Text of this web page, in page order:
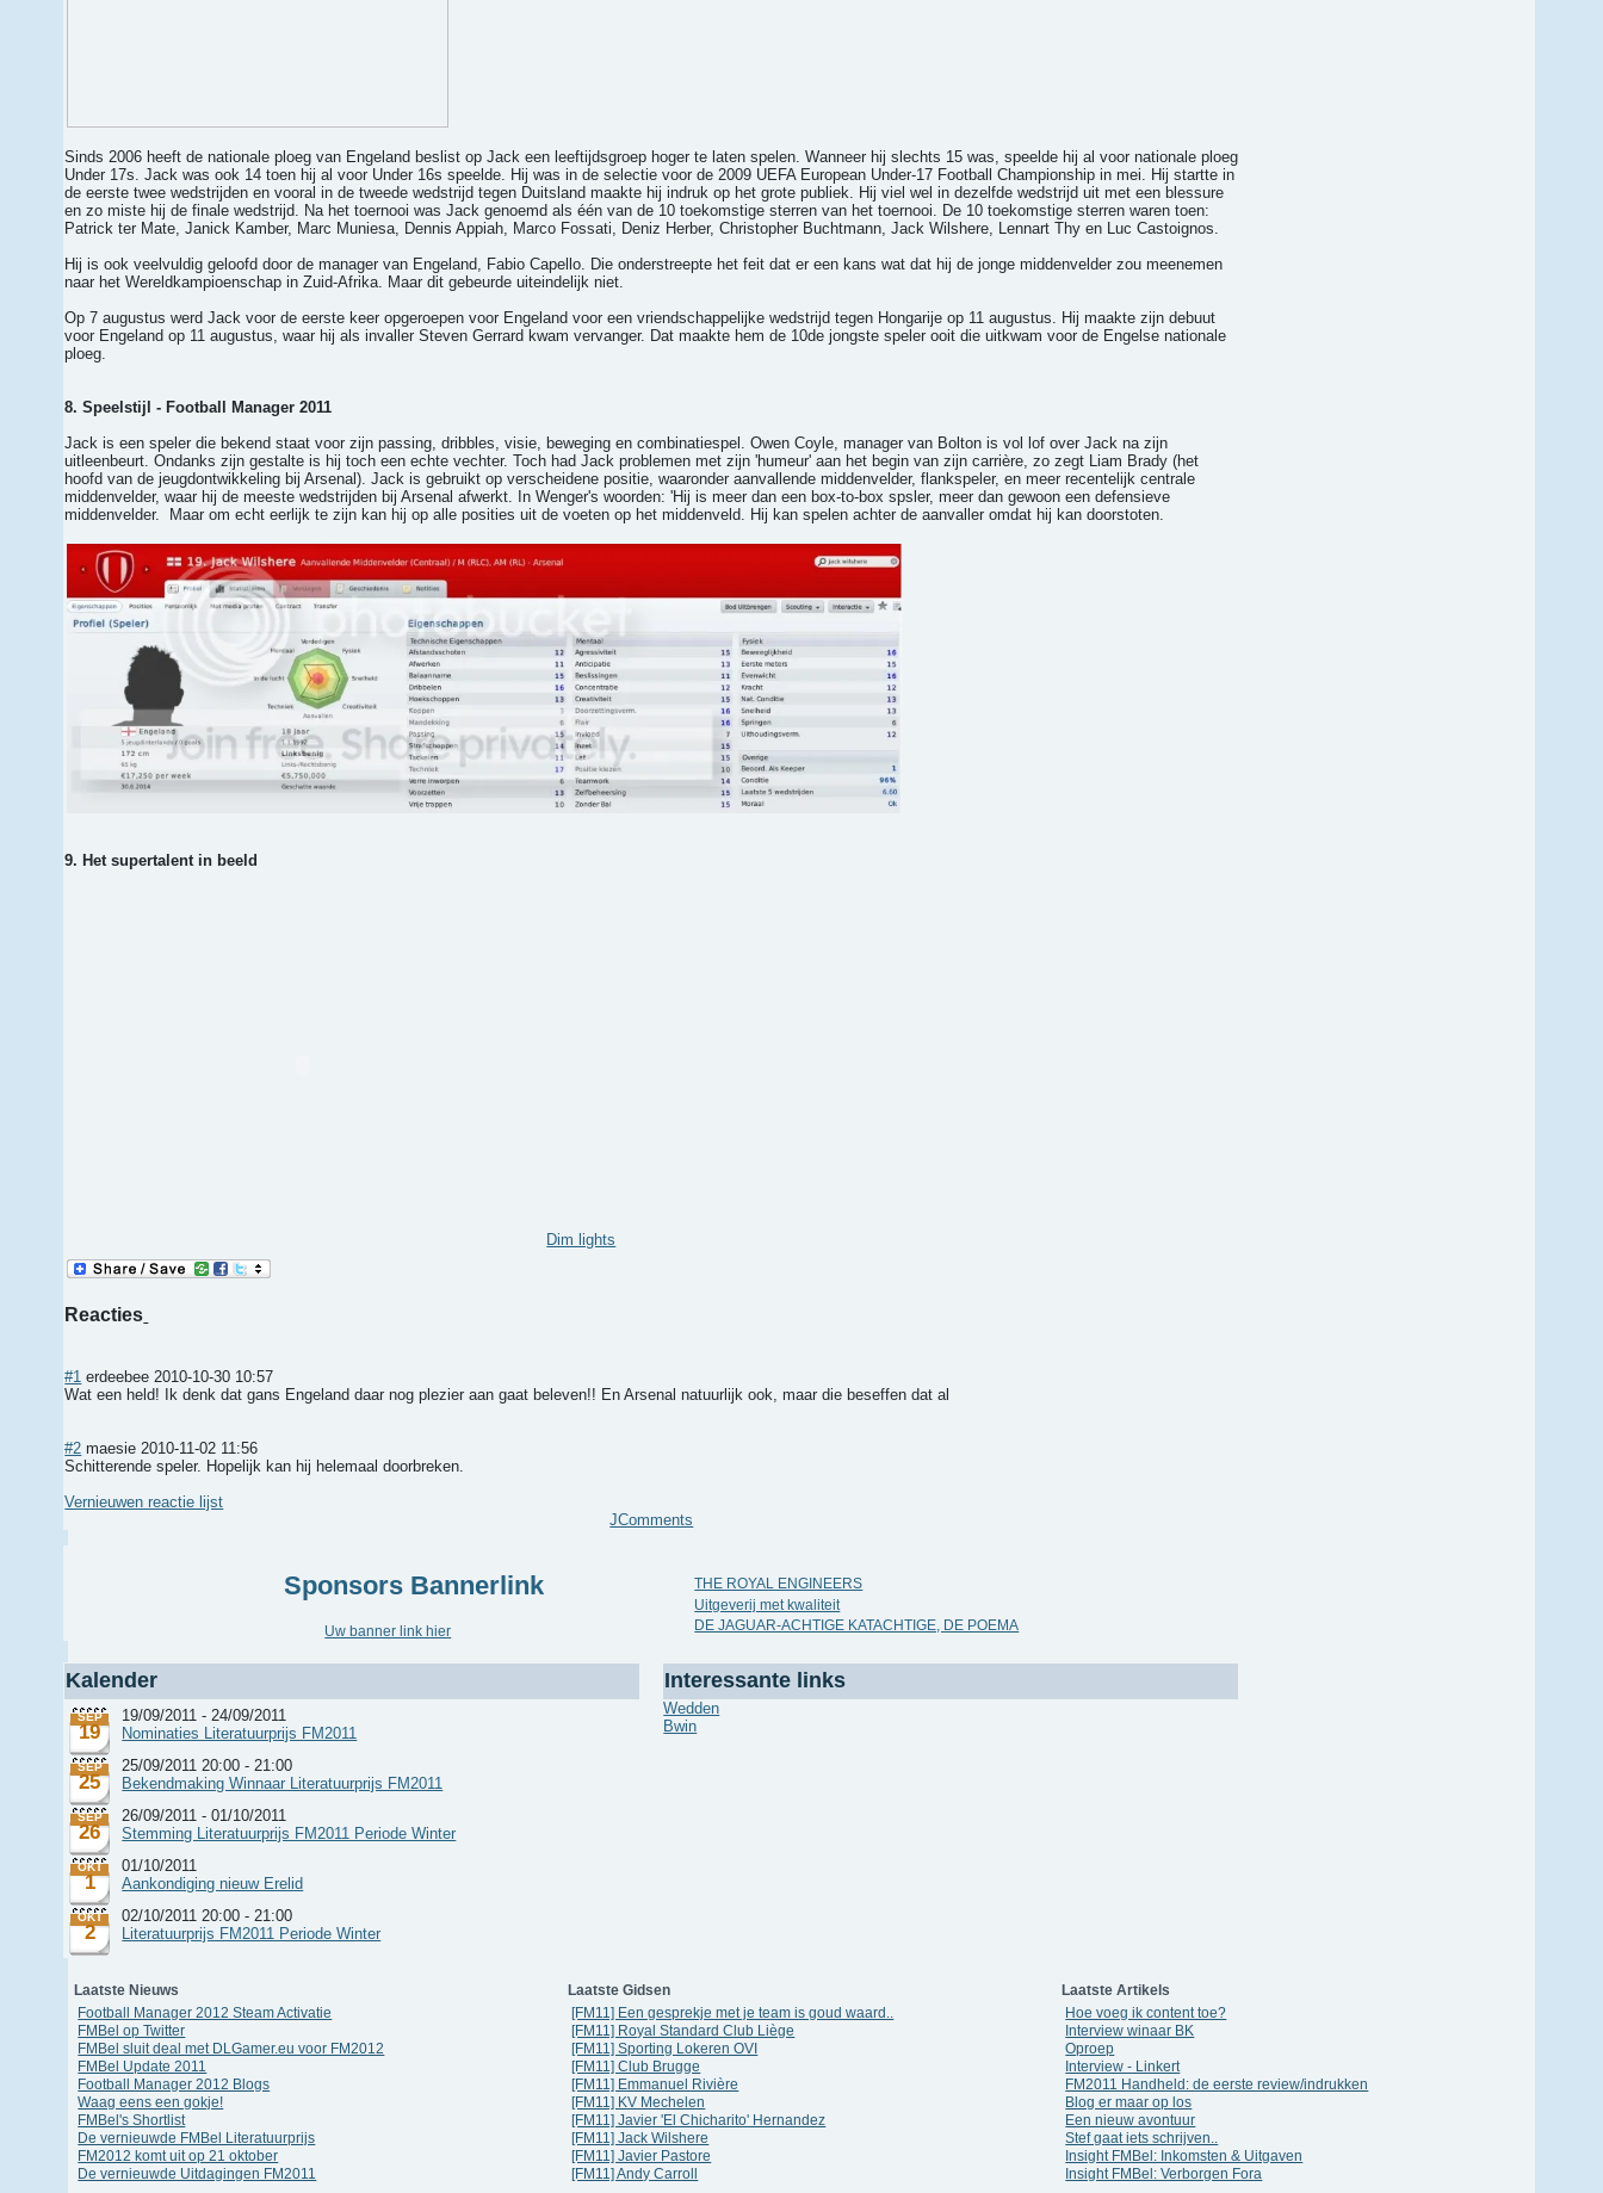
Sinds 2006 heeft de nationale ploeg van Engeland beslist op Jack een leeftijdsgroep hoger te laten spelen. Wanneer hij slechts 15 was, speelde hij al voor nationale ploeg
Under 17s. Jack was ook 14 toen hij al voor Under 16s speelde. Hij was in de selectie voor de 2009 UEFA European Under-17 Football Championship in mei. Hij startte in
de eerste twee wedstrijden en vooral in de tweede wedstrijd tegen Duitsland maakte hij indruk op het grote publiek. Hij viel wel in dezelfde wedstrijd uit met een blessure
en zo miste hij de finale wedstrijd. Na het toernooi was Jack genoemd als één van de 10 toekomstige sterren van het toernooi. De 10 toekomstige sterren waren toen:
Patrick ter Mate, Janick Kamber, Marc Muniesa, Dennis Appiah, Marco Fossati, Deniz Herber, Christopher Buchtmann, Jack Wilshere, Lennart Thy en Luc Castoignos.
Hij is ook veelvuldig geloofd door de manager van Engeland, Fabio Capello. Die onderstreepte het feit dat er een kans wat dat hij de jonge middenvelder zou meenemen
naar het Wereldkampioenschap in Zuid-Afrika. Maar dit gebeurde uiteindelijk niet.
Op 7 augustus werd Jack voor de eerste keer opgeroepen voor Engeland voor een vriendschappelijke wedstrijd tegen Hongarije op 11 augustus. Hij maakte zijn debuut
voor Engeland op 11 augustus, waar hij als invaller Steven Gerrard kwam vervanger. Dat maakte hem de 10de jongste speler ooit die uitkwam voor de Engelse nationale
ploeg.
8. Speelstijl - Football Manager 2011
Jack is een speler die bekend staat voor zijn passing, dribbles, visie, beweging en combinatiespel. Owen Coyle, manager van Bolton is vol lof over Jack na zijn
uitleenbeurt. Ondanks zijn gestalte is hij toch een echte vechter. Toch had Jack problemen met zijn 'humeur' aan het begin van zijn carrière, zo zegt Liam Brady (het
hoofd van de jeugdontwikkeling bij Arsenal). Jack is gebruikt op verscheidene positie, waaronder aanvallende middenvelder, flankspeler, en meer recentelijk centrale
middenvelder, waar hij de meeste wedstrijden bij Arsenal afwerkt. In Wenger's woorden: 'Hij is meer dan een box-to-box spsler, meer dan gewoon een defensieve
middenvelder. Maar om echt eerlijk te zijn kan hij op alle posities uit de voeten op het middenveld. Hij kan spelen achter de aanvaller omdat hij kan doorstoten.
9. Het supertalent in beeld
Dim lights
Reacties
#1 erdeebee 2010-10-30 10:57
Wat een held! Ik denk dat gans Engeland daar nog plezier aan gaat beleven!! En Arsenal natuurlijk ook, maar die beseffen dat al
#2 maesie 2010-11-02 11:56
Schitterende speler. Hopelijk kan hij helemaal doorbreken.
Vernieuwen reactie lijst
JComments
Sponsors Bannerlink
Uw banner link hier
THE ROYAL ENGINEERS
Uitgeverij met kwaliteit
DE JAGUAR-ACHTIGE KATACHTIGE, DE POEMA
Kalender
SEP
19
19/09/2011 - 24/09/2011
Nominaties Literatuurprijs FM2011
SEP
25
25/09/2011 20:00 - 21:00
Bekendmaking Winnaar Literatuurprijs FM2011
SEP
26
26/09/2011 - 01/10/2011
Stemming Literatuurprijs FM2011 Periode Winter
OKT
1
01/10/2011
Aankondiging nieuw Erelid
OKT
2
02/10/2011 20:00 - 21:00
Literatuurprijs FM2011 Periode Winter
Interessante links
Wedden
Bwin
Laatste Nieuws
Football Manager 2012 Steam Activatie
FMBel op Twitter
FMBel sluit deal met DLGamer.eu voor FM2012
FMBel Update 2011
Football Manager 2012 Blogs
Waag eens een gokje!
FMBel's Shortlist
De vernieuwde FMBel Literatuurprijs
FM2012 komt uit op 21 oktober
De vernieuwde Uitdagingen FM2011
Laatste Gidsen
[FM11] Een gesprekje met je team is goud waard..
[FM11] Royal Standard Club Liège
[FM11] Sporting Lokeren OVI
[FM11] Club Brugge
[FM11] Emmanuel Rivière
[FM11] KV Mechelen
[FM11] Javier 'El Chicharito' Hernandez
[FM11] Jack Wilshere
[FM11] Javier Pastore
[FM11] Andy Carroll
Laatste Artikels
Hoe voeg ik content toe?
Interview winaar BK
Oproep
Interview - Linkert
FM2011 Handheld: de eerste review/indrukken
Blog er maar op los
Een nieuw avontuur
Stef gaat iets schrijven..
Insight FMBel: Inkomsten & Uitgaven
Insight FMBel: Verborgen Fora